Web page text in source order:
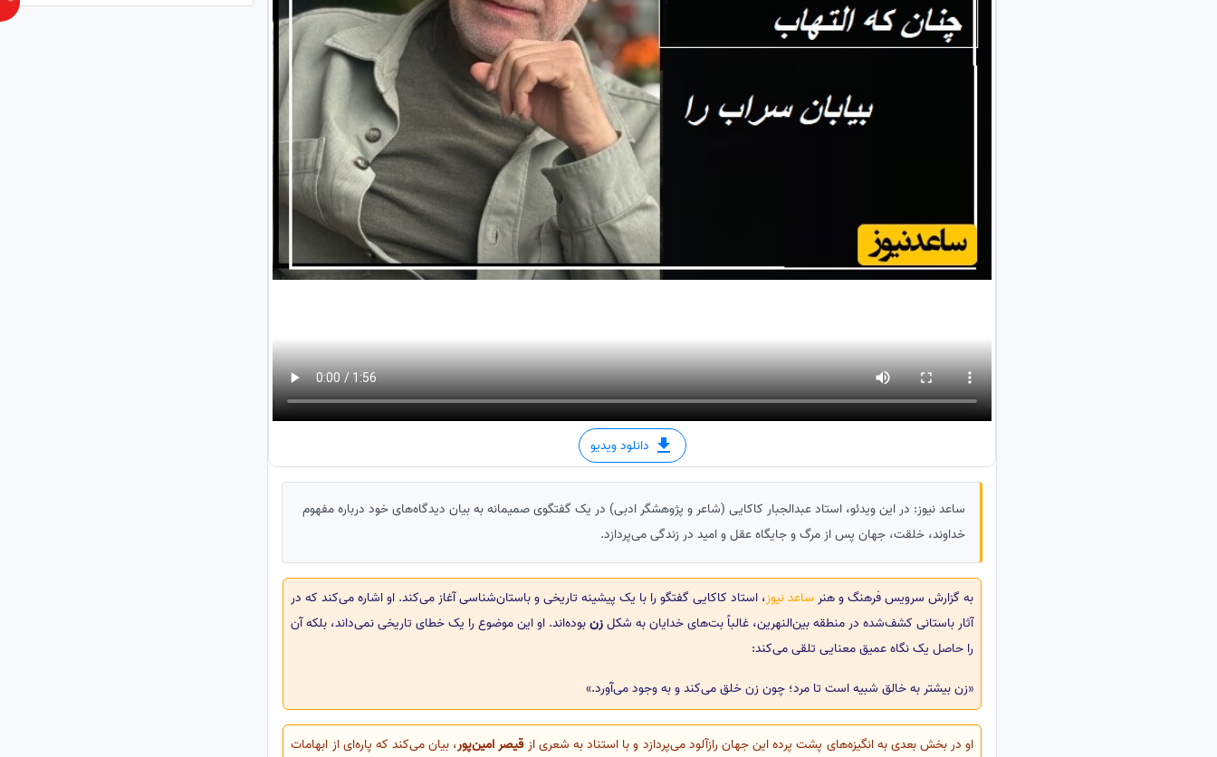
دانلود ویدیو
ساعد نیوز: در این ویدئو، استاد عبدالجبار کاکایی (شاعر و پژوهشگر ادبی) در یک گفتگوی صمیمانه به بیان دیدگاه‌های خود درباره مفهوم
خداوند، خلقت، جهان پس از مرگ و جایگاه عقل و امید در زندگی می‌پردازد.
به گزارش سرویس فرهنگ و هنر ساعد نیوز، استاد کاکایی گفتگو را با یک پیشینه تاریخی و باستان‌شناسی آغاز می‌کند. او اشاره می‌کند که در
آثار باستانی کشف‌شده در منطقه بین‌النهرین، غالباً بت‌های خدایان به شکلزنبوده‌اند. او این موضوع را یک خطای تاریخی نمی‌داند، بلکه آن
را حاصل یک نگاه عمیق معنایی تلقی می‌کند:
«زن بیشتر به خالق شبیه است تا مرد؛ چون زن خلق می‌کند و به وجود می‌آورد.»
او در بخش بعدی به انگیزه‌های پشت پرده این جهان رازآلود می‌پردازد و با استناد به شعری ازقیصر امین‌پور، بیان می‌کند که پاره‌ای از ابهامات